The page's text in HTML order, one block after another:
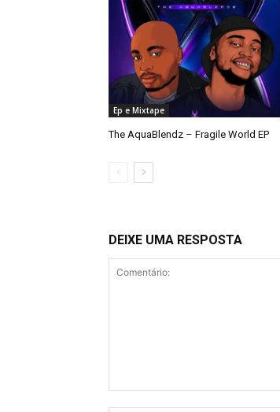
Ep e Mixtape
The AquaBlendz – Fragile World EP
DEIXE UMA RESPOSTA